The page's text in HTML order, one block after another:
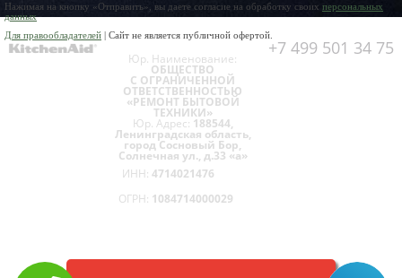
Нажимая на кнопку «Отправить», вы даете согласие на обработку своих персональных
данных
Для правообладателей | Сайт не является публичной офертой.
+7 499 501 34 75
Юр. Наименование:
ОБЩЕСТВО
С ОГРАНИЧЕННОЙ
ОТВЕТСТВЕННОСТЬЮ
«РЕМОНТ БЫТОВОЙ
ТЕХНИКИ»
Юр. Адрес: 188544,
Ленинградская область,
город Сосновый Бор,
Солнечная ул., д.33 «а»
ИНН: 4714021476
ОГРН: 1084714000029